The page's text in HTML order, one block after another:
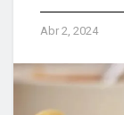
Abr 2, 2024